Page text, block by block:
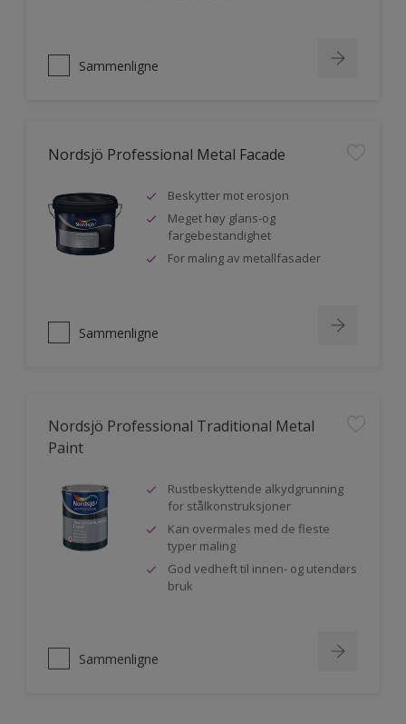
Sammenligne
Nordsjö Professional Metal Facade
Beskytter mot erosjon
Meget høy glans-og
fargebestandighet
For maling av metallfasader
Sammenligne
Nordsjö Professional Traditional Metal
Paint
Rustbeskyttende alkydgrunning
for stålkonstruksjoner
Kan overmales med de fleste
typer maling
God vedheft til innen- og utendørs
bruk
Sammenligne